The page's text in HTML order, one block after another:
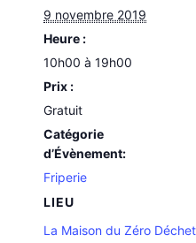
9 novembre 2019
Heure :
10h00 à 19h00
Prix :
Gratuit
Catégorie
d’Évènement:
Friperie
LIEU
La Maison du Zéro Déchet